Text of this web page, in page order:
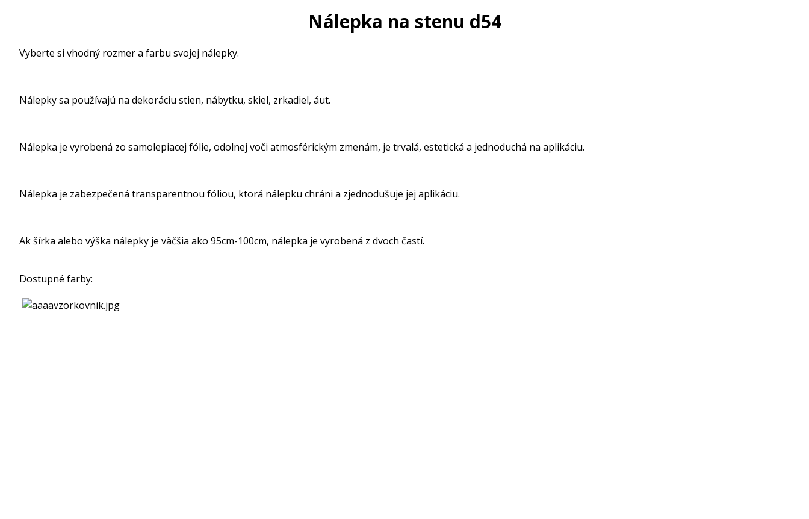
Nálepka na stenu d54
Vyberte si vhodný rozmer a farbu svojej nálepky.
Nálepky sa používajú na dekoráciu stien, nábytku, skiel, zrkadiel, áut.
Nálepka je vyrobená zo samolepiacej fólie, odolnej voči atmosférickým zmenám, je trvalá, estetická a jednoduchá na aplikáciu.
Nálepka je zabezpečená transparentnou fóliou, ktorá nálepku chráni a zjednodušuje jej aplikáciu.
Ak šírka alebo výška nálepky je väčšia ako 95cm-100cm, nálepka je vyrobená z dvoch častí.
Dostupné farby: